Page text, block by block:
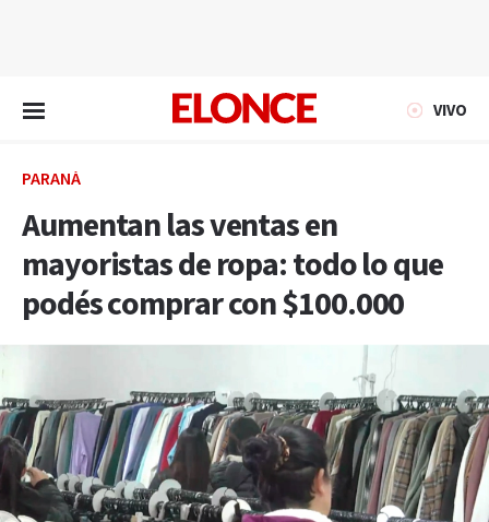
VIVO
PARANÁ
Aumentan las ventas en
mayoristas de ropa: todo lo que
podés comprar con $100.000